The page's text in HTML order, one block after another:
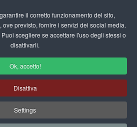
il corretto funzionamento del sito,
previsto, fornire i servizi dei social media.
Puoi scegliere se accettare l'uso degli stessi o
disattivarli.
Ok, accetto!
Disattiva
Settings
fas
Colorare Festività
Disegni, Schede
tanto altro ancora.